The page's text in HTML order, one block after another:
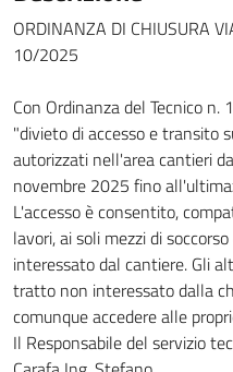
ORDINANZA DI CHIUSURA
10/2025
Con Ordinanza del Tecnico
"divieto di accesso e transito
autorizzati nell'area cantieri
novembre 2025 fino
L'accesso è consentito,
lavori, ai soli mezzi di
interessato dal cantiere. Gli
tratto non interessato dalla
comunque accedere alle
Il Responsabile del servizio